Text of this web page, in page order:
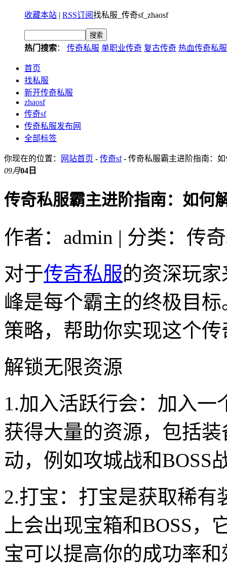
收藏本站 | RSS订阅找私服_传奇sf_zhaosf
热门搜索： 传奇私服 单职业传奇 复古传奇 热血传奇私服
首页
找私服
新开传奇私服
zhaosf
传奇sf
传奇私服发布网
全部标签
你现在的位置： 网站首页 - 传奇sf- 传奇私服霸主进阶指南：
09月04日
传奇私服霸主进阶指南：如何
作者：admin | 分类：传
对于传奇私服的资深玩
峰是每个霸主的终极目
策略，帮助你实现这个
解锁无限资源
1.加入活跃行会：加入
获得大量的资源，包括
动，例如攻城战和BOSS
2.打宝：打宝是获取稀
上会出现宝箱和BOSS
宝可以提高你的成功率